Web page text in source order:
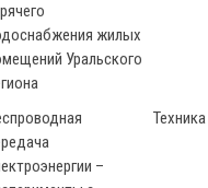
жилых
Уральского
–
Техника